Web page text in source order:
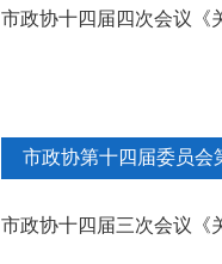
市政协十四届四次会议《
市政协第十四届委员会
市政协十四届三次会议《